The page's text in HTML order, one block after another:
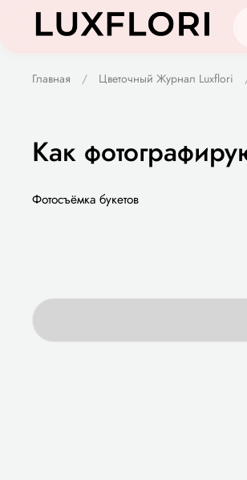
Главная Цветочный Журнал Luxflori
Как
Фотосъёмка букетов